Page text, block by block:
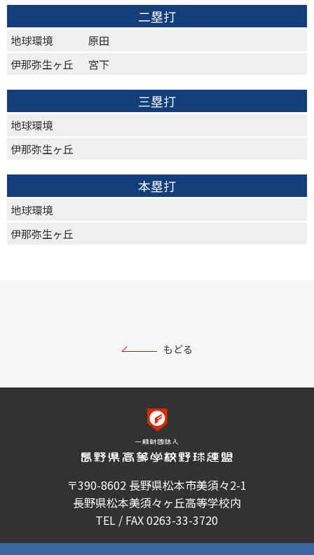
二塁打
地球環境
原田
伊那弥生ヶ丘
宮下
三塁打
地球環境
伊那弥生ヶ丘
本塁打
地球環境
伊那弥生ヶ丘
もどる
〒390-8602 長野県松本市美須々2-1
長野県松本美須々ヶ丘高等学校内
TEL / FAX 0263-33-3720